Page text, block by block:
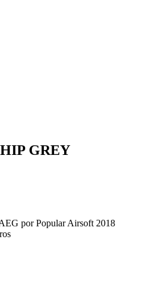
GREY
por Popular Airsoft 2018